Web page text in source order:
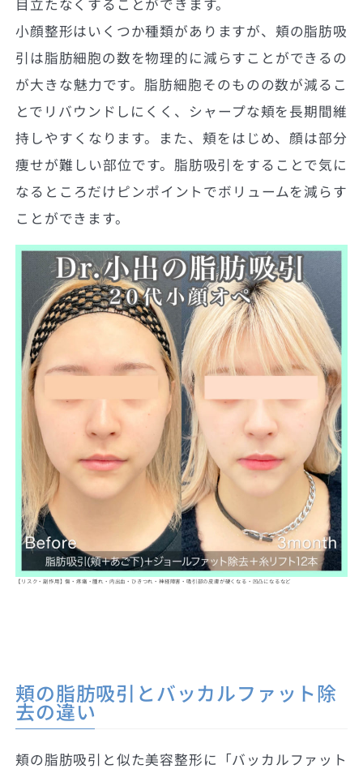
目立たなくすることができます。
小顔整形はいくつか種類がありますが、頬の脂肪吸
引は脂肪細胞の数を物理的に減らすことができるの
が大きな魅力です。脂肪細胞そのものの数が減るこ
とでリバウンドしにくく、シャープな頬を長期間維
持しやすくなります。また、頬をはじめ、顔は部分
痩せが難しい部位です。脂肪吸引をすることで気に
なるところだけピンポイントでボリュームを減らす
ことができます。
【リスク・副作用】傷・疼痛・腫れ・内出血・ひきつれ・神経障害・吸引部の皮膚が硬くなる・凹凸になるなど
頬の脂肪吸引とバッカルファット除
去の違い
頬の脂肪吸引と似た美容整形に「バッカルファット